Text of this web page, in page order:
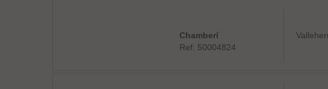
Chamberí
Ref: 50004824